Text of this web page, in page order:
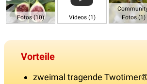
Fotos (10) Videos (1)
Fotos (1)
Vorteile
zweimal tragende